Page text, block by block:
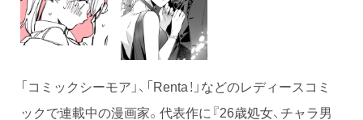
「コミックシーモア」、「Renta！」などのレディースコミ
ックで連載中の漫画家。代表作に『26歳処女、チャラ男